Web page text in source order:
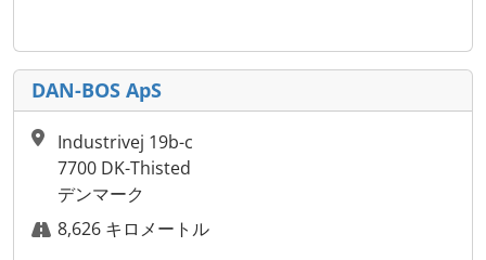
DAN-BOS ApS
Industrivej 19b-c
7700 DK-Thisted
デンマーク
8,626 キロメートル